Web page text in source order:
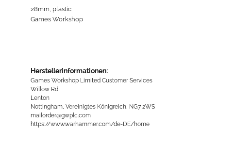
28mm, plastic
Games Workshop
Herstellerinformationen:
Games Workshop Limited Customer Services
Willow Rd
Lenton
Nottingham, Vereinigtes Königreich, NG7 2WS
mailorder@gwplc.com
https://www.warhammer.com/de-DE/home